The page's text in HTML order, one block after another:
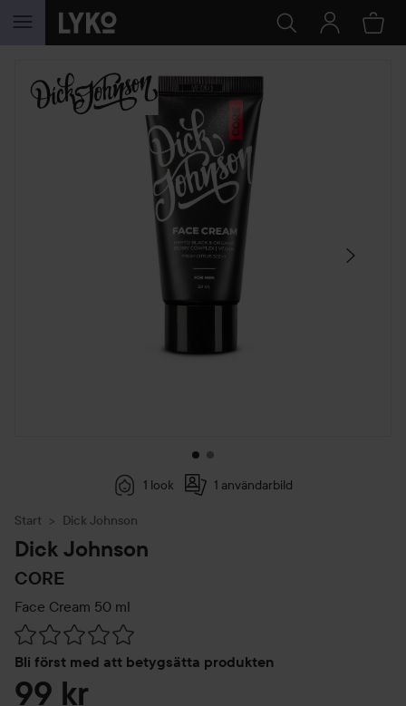
HOPPA TILL INNEHÅLLET
HOPPA ÖVER SEKTIONEN
1 look 1 användarbild
Start Dick Johnson
Dick Johnson
CORE
Face Cream 50 ml
Bli först med att betygsätta produkten
Hoppa till Betyg & kommentarer
99 kr